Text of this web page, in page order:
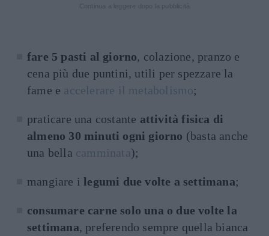
fare 5 pasti al giorno, colazione, pranzo e
cena più due puntini, utili per spezzare la
fame e accelerare il metabolismo;
praticare una costante attività fisica di
almeno 30 minuti ogni giorno (basta anche
una bella camminata);
mangiare i legumi due volte a settimana;
consumare carne solo una o due volte la
settimana, preferendo sempre quella bianca